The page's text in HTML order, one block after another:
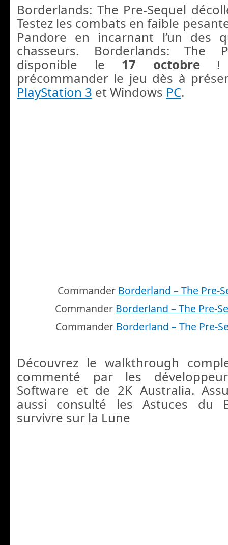
Borderlands: The Pre-Sequel
Testez les combats en faible
Pandore en incarnant l’un des
chasseurs. Borderlands: The
disponible le 17 octobre!
précommander le jeu dès à
PlayStation 3 et Windows PC.
Commander Borderland – The Pre-
Commander Borderland – The Pre-
Commander Borderland – The Pre-
Découvrez le walkthrough
commenté par les
Software et de 2K Australia.
aussi consulté les Astuces du
survivre sur la Lune